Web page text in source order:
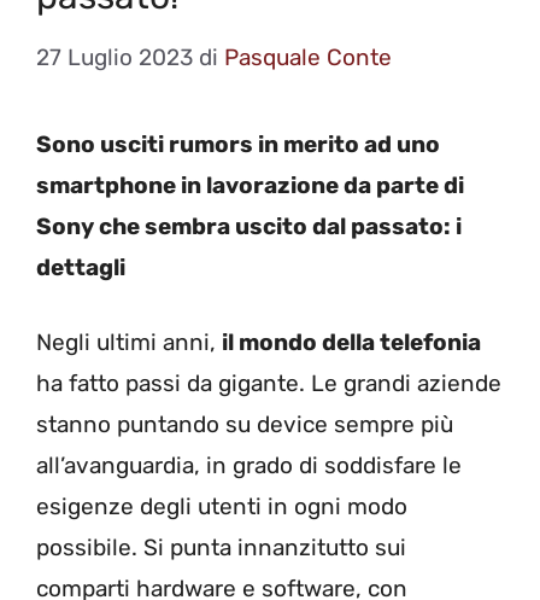
27 Luglio 2023 di Pasquale Conte
Sono usciti rumors in merito ad uno
smartphone in lavorazione da parte di
Sony che sembra uscito dal passato: i
dettagli
Negli ultimi anni, il mondo della telefonia
ha fatto passi da gigante. Le grandi aziende
stanno puntando su device sempre più
all’avanguardia, in grado di soddisfare le
esigenze degli utenti in ogni modo
possibile. Si punta innanzitutto sui
comparti hardware e software, con